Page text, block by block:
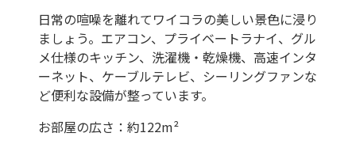
日常の喧噪を離れてワイコラの美しい景色に浸り
ましょう。エアコン、プライベートラナイ、グル
メ仕様のキッチン、洗濯機・乾燥機、高速インタ
ーネット、ケーブルテレビ、シーリングファンな
ど便利な設備が整っています。
お部屋の広さ：約122m²